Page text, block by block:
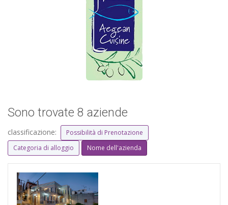
Sono trovate 8 aziende
classificazione:
Possibilità di Prenotazione
Categoria di alloggio
Nome dell'azienda